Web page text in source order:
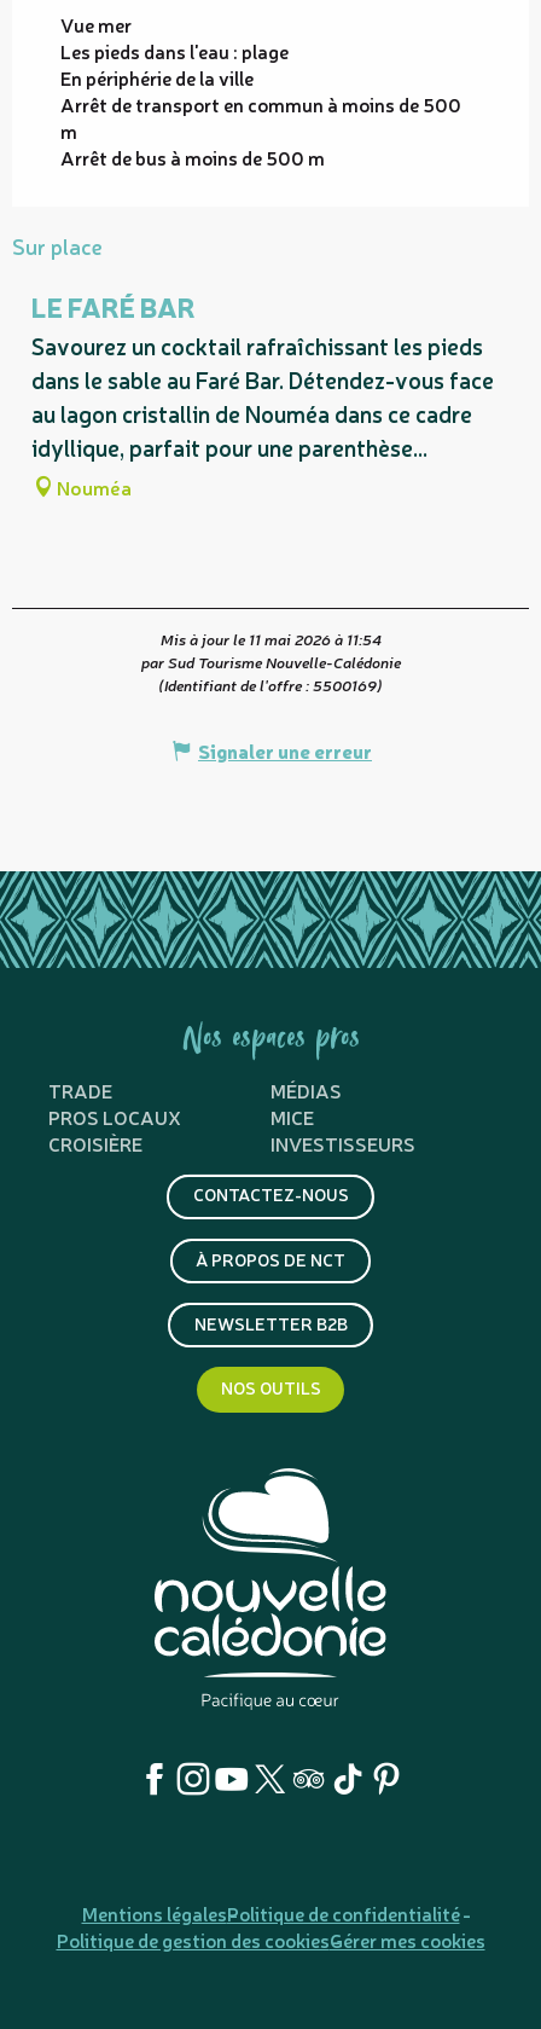
Vue mer
Les pieds dans l'eau : plage
En périphérie de la ville
Arrêt de transport en commun à moins de 500
m
Arrêt de bus à moins de 500 m
Sur place
LE FARÉ BAR
Savourez un cocktail rafraîchissant les pieds
dans le sable au Faré Bar. Détendez-vous face
au lagon cristallin de Nouméa dans ce cadre
idyllique, parfait pour une parenthèse...
Nouméa
Mis à jour le 11 mai 2026 à 11:54
par Sud Tourisme Nouvelle-Calédonie
(Identifiant de l'offre :5500169)
Signaler une erreur
Nos espaces pros
TRADE
MÉDIAS
PROS LOCAUX
MICE
CROISIÈRE
INVESTISSEURS
CONTACTEZ-NOUS
À PROPOS DE NCT
NEWSLETTER B2B
NOS OUTILS
Mentions légalesPolitique de confidentialité
Politique de gestion des cookiesGérer mes cookies